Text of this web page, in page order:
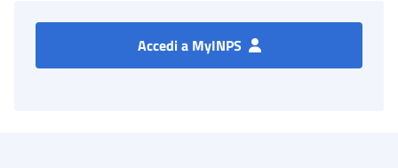
Accedi a MyINPS